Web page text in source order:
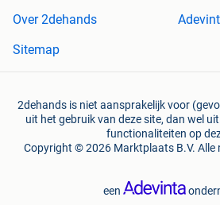
Over 2dehands
Sitemap
2dehands is niet aansprakelijk voor
uit het gebruik van deze site, dan wel
functionaliteiten op
Copyright © 2026 Marktplaats B.V. Alle
een